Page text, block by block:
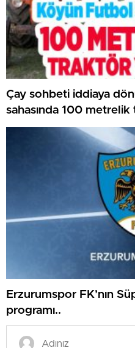
Çay sohbeti iddiaya
sahasında 100 metrelik
Erzurumspor FK’nın
programı..